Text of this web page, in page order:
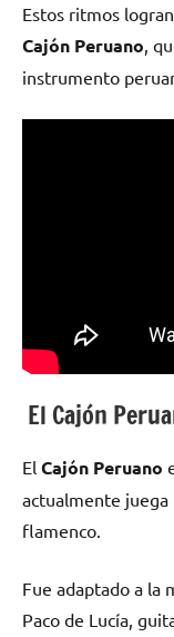
Estos ritmos
Cajón Peruano ,
instrumento
El Cajón
El Cajón Peruano
actualmente
flamenco.
Fue adaptado a la
Paco de Lucía,